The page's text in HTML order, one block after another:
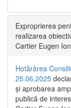
Exproprierea
realizarea
Cartier Eugen
Hotărârea
25.06.2025
și aprobarea
publică de